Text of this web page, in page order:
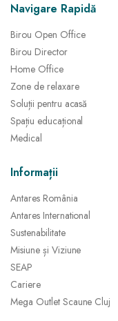
Navigare Rapidă
Birou Open Office
Birou Director
Home Office
Zone de relaxare
Soluții pentru acasă
Spațiu educațional
Medical
Informații
Antares România
Antares International
Sustenabilitate
Misiune și Viziune
SEAP
Cariere
Mega Outlet Scaune Cluj